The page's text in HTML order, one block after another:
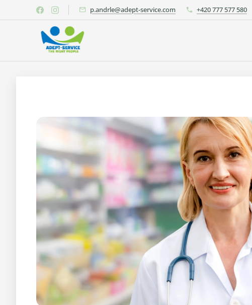
p.andrle@adept-service.com +420 777 577 580